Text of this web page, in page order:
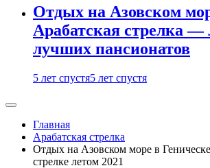
Отдых на Азовском
Арабатская стрелка —
лучших пансионатов
5 лет спустя5 лет спустя
Главная
Арабатская стрелка
Отдых на Азовском море в
стрелке летом 2021